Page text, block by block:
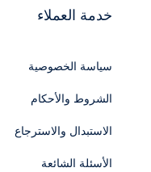
خدمة العملاء
سياسة الخصوصية
الشروط والأحكام
الاستبدال والاسترجاع
الأسئلة الشائعة